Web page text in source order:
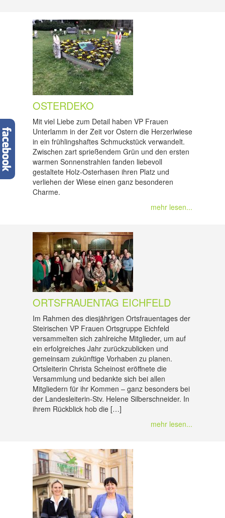
OSTERDEKO
Mit viel Liebe zum Detail haben VP Frauen
Unterlamm in der Zeit vor Ostern die Herzerlwiese
in ein frühlingshaftes Schmuckstück verwandelt.
Zwischen zart sprießendem Grün und den ersten
warmen Sonnenstrahlen fanden liebevoll
gestaltete Holz-Osterhasen ihren Platz und
verliehen der Wiese einen ganz besonderen
Charme.
mehr lesen...
ORTSFRAUENTAG EICHFELD
Im Rahmen des diesjährigen Ortsfrauentages der
Steirischen VP Frauen Ortsgruppe Eichfeld
versammelten sich zahlreiche Mitglieder, um auf
ein erfolgreiches Jahr zurückzublicken und
gemeinsam zukünftige Vorhaben zu planen.
Ortsleiterin Christa Scheinost eröffnete die
Versammlung und bedankte sich bei allen
Mitgliedern für ihr Kommen – ganz besonders bei
der Landesleiterin-Stv. Helene Silberschneider. In
ihrem Rückblick hob die […]
mehr lesen...